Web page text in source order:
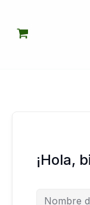
contenido
¡Hola,